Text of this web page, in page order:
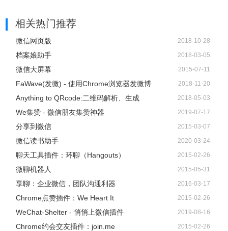
相关热门推荐
微信网页版 2018-10-28
档案娘助手 2018-03-05
微信大屏幕 2015-07-11
FaWave(发微) - 使用Chrome浏览器发微博 2018-11-20
Anything to QRcode:二维码解析、生成 2018-05-03
We集赞 - 微信朋友集赞神器 2019-07-17
分享到微信 2015-03-07
微信读书助手 2020-03-24
聊天工具插件：环聊（Hangouts） 2015-02-26
微聊机器人 2015-05-31
享聊：企业微信，团队沟通利器 2016-03-17
Chrome点赞插件：We Heart It 2015-02-26
WeChat-Shelter - 悄悄上微信插件 2019-08-16
Chrome约会交友插件：join.me 2015-02-26